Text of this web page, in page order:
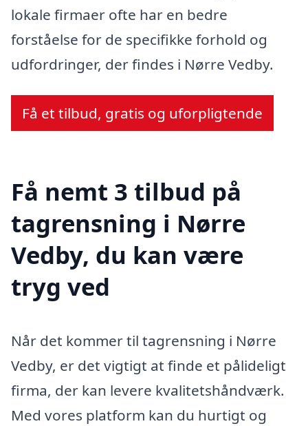
lokale firmaer ofte har en bedre
forståelse for de specifikke forhold og
udfordringer, der findes i Nørre Vedby.
Få et tilbud, gratis og uforpligtende
Få nemt 3 tilbud på
tagrensning i Nørre
Vedby, du kan være
tryg ved
Når det kommer til tagrensning i Nørre
Vedby, er det vigtigt at finde et pålideligt
firma, der kan levere kvalitetshåndværk.
Med vores platform kan du hurtigt og